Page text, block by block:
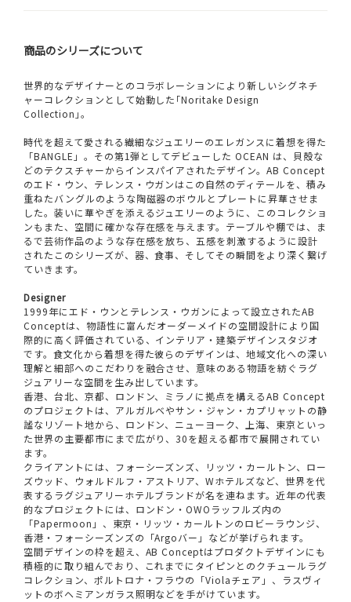
商品のシリーズについて
世界的なデザイナーとのコラボレーションにより新しいシグネチ
ャーコレクションとして始動した｢Noritake Design
Collection｣。
時代を超えて愛される繊細なジュエリーのエレガンスに着想を得た
「BANGLE」。その第1弾としてデビューした OCEAN は、貝殻な
どのテクスチャーからインスパイアされたデザイン。AB Concept
のエド・ウン、テレンス・ウガンはこの自然のディテールを、積み
重ねたバングルのような陶磁器のボウルとプレートに昇華させま
した。装いに華やぎを添えるジュエリーのように、このコレクショ
ンもまた、空間に確かな存在感を与えます。テーブルや棚では、ま
るで芸術作品のような存在感を放ち、五感を刺激するように設計
されたこのシリーズが、器、食事、そしてその瞬間をより深く繋げ
ていきます。
Designer
1999年にエド・ウンとテレンス・ウガンによって設立されたAB
Conceptは、物語性に富んだオーダーメイドの空間設計により国
際的に高く評価されている、インテリア・建築デザインスタジオ
です。食文化から着想を得た彼らのデザインは、地域文化への深い
理解と細部へのこだわりを融合させ、意味のある物語を紡ぐラグ
ジュアリーな空間を生み出しています。
香港、台北、京都、ロンドン、ミラノに拠点を構えるAB Concept
のプロジェクトは、アルガルベやサン・ジャン・カプリャットの静
謐なリゾート地から、ロンドン、ニューヨーク、上海、東京といっ
た世界の主要都市にまで広がり、30を超える都市で展開されてい
ます。
クライアントには、フォーシーズンズ、リッツ・カールトン、ロー
ズウッド、ウォルドルフ・アストリア、Wホテルズなど、世界を代
表するラグジュアリーホテルブランドが名を連ねます。近年の代表
的なプロジェクトには、ロンドン・OWOラッフルズ内の
「Papermoon」、東京・リッツ・カールトンのロビーラウンジ、
香港・フォーシーズンズの「Argoバー」などが挙げられます。
空間デザインの枠を超え、AB Conceptはプロダクトデザインにも
積極的に取り組んでおり、これまでにタイピンとのクチュールラグ
コレクション、ポルトロナ・フラウの「Violaチェア」、ラスヴィ
ットのボヘミアンガラス照明などを手がけています。